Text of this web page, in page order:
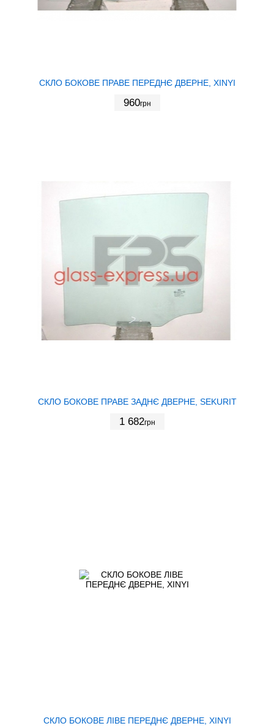
СКЛО БОКОВЕ ПРАВЕ ПЕРЕДНЄ ДВЕРНЕ, XINYI
960грн
СКЛО БОКОВЕ ПРАВЕ ЗАДНЄ ДВЕРНЕ, SEKURIT
1 682грн
СКЛО БОКОВЕ ЛІВЕ ПЕРЕДНЄ ДВЕРНЕ, XINYI